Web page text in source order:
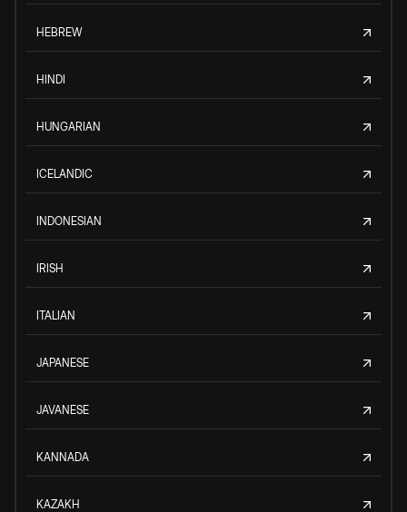
HEBREW
HINDI
HUNGARIAN
ICELANDIC
INDONESIAN
IRISH
ITALIAN
JAPANESE
JAVANESE
KANNADA
KAZAKH